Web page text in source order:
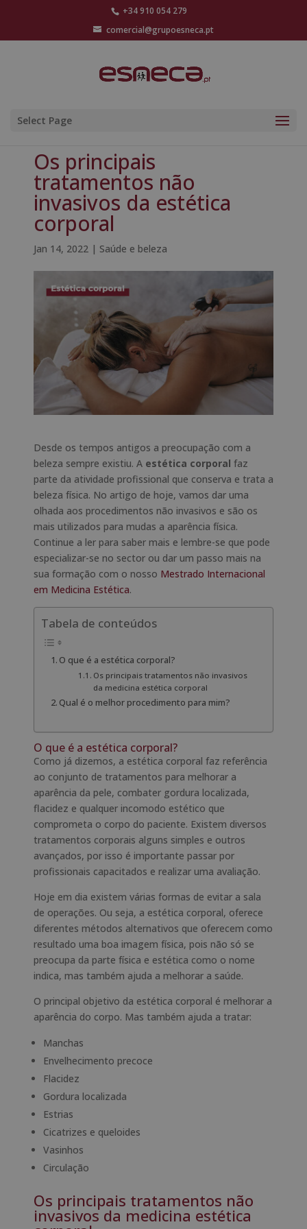
+34 910 054 279
comercial@grupoesneca.pt
Select Page
Os principais
tratamentos não
invasivos da estética
corporal
Jan 14, 2022| Saúde e beleza
Desde os tempos antigos a preocupação com a
beleza sempre existiu. A estética corporal faz
parte da atividade profissional que conserva e trata a
beleza física. No artigo de hoje, vamos dar uma
olhada aos procedimentos não invasivos e são os
mais utilizados para mudas a aparência física.
Continue a ler para saber mais e lembre-se que pode
especializar-se no sector ou dar um passo mais na
sua formação com o nosso Mestrado Internacional
em Medicina Estética.
Tabela de conteúdos
O que é a estética corporal?
Os principais tratamentos não invasivos
da medicina estética corporal
Qual é o melhor procedimento para mim?
O que é a estética corporal?
Como já dizemos, a estética corporal faz referência
ao conjunto de tratamentos para melhorar a
aparência da pele, combater gordura localizada,
flacidez e qualquer incomodo estético que
comprometa o corpo do paciente. Existem diversos
tratamentos corporais alguns simples e outros
avançados, por isso é importante passar por
profissionais capacitados e realizar uma avaliação.
Hoje em dia existem várias formas de evitar a sala
de operações. Ou seja, a estética corporal, oferece
diferentes métodos alternativos que oferecem como
resultado uma boa imagem física, pois não só se
preocupa da parte física e estética como o nome
indica, mas também ajuda a melhorar a saúde.
O principal objetivo da estética corporal é melhorar a
aparência do corpo. Mas também ajuda a tratar:
Manchas
Envelhecimento precoce
Flacidez
Gordura localizada
Estrias
Cicatrizes e queloides
Vasinhos
Circulação
Os principais tratamentos não
invasivos da medicina estética